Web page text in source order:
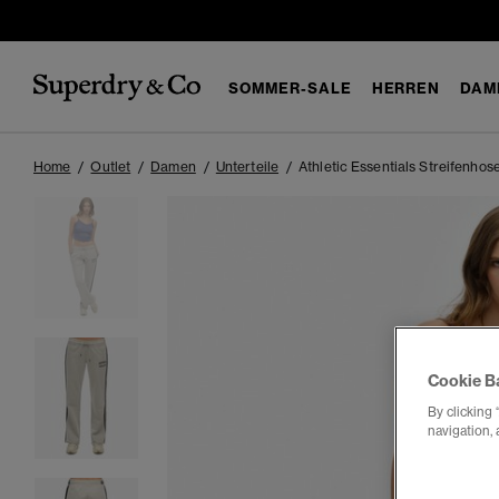
SOMMER-SALE HERREN
Home Outlet Damen Unterteile Athletic Essentials
Cookie
By clicking
navigation,